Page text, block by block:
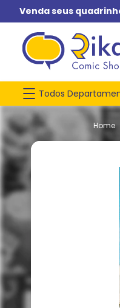
Venda seus
Todos